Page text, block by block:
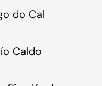
do Cal
Caldo